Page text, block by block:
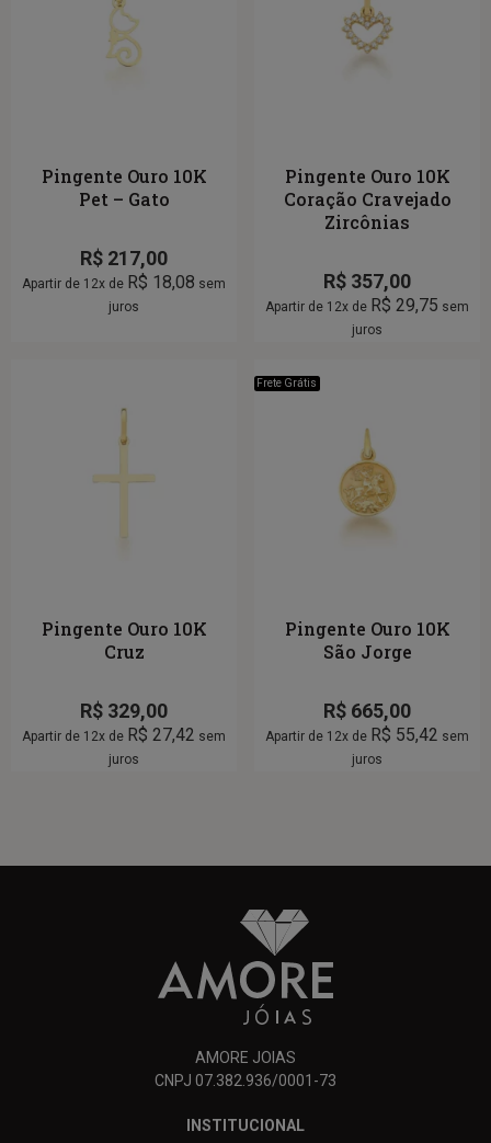
Pingente Ouro 10K
Pet – Gato
R$ 217,00
Apartir de 12x de R$ 18,08 sem
juros
Pingente Ouro 10K
Coração Cravejado
Zircônias
R$ 357,00
Apartir de 12x de R$ 29,75 sem
juros
Pingente Ouro 10K
Cruz
R$ 329,00
Apartir de 12x de R$ 27,42 sem
juros
Frete Grátis
Pingente Ouro 10K
São Jorge
R$ 665,00
Apartir de 12x de R$ 55,42 sem
juros
AMORE JOIAS
CNPJ 07.382.936/0001-73
INSTITUCIONAL